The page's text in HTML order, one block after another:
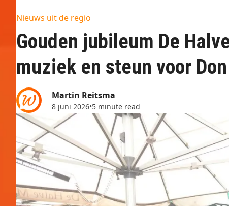
Nieuws uit de regio
Gouden jubileum De
muziek en steun voor
Martin Reitsma
8 juni 2026•5 minute read